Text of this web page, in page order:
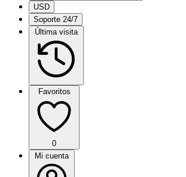
USD
Soporte 24/7
Última visita
Favoritos
0
Mi cuenta